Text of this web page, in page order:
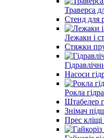
Траверса
Стенд для
Лежаки і
Стяжки
Насоси
Рокла
Штабелер
Знімач
Прес кліщі